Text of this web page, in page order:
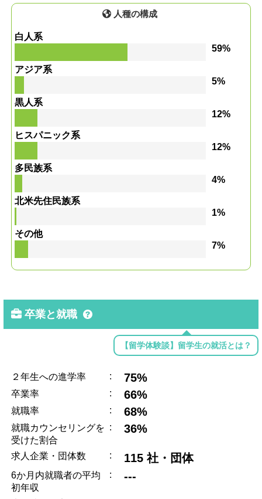
人種の構成
白人系
59%
アジア系
5%
黒人系
12%
ヒスパニック系
12%
多民族系
4%
北米先住民族系
1%
その他
7%
卒業と就職
【留学体験談】留学生の就活とは？
２年生への進学率 : 75%
卒業率 : 66%
就職率 : 68%
就職カウンセリングを
受けた割合
: 36%
求人企業・団体数 : 115 社・団体
6か月内就職者の平均
初年収
: ---